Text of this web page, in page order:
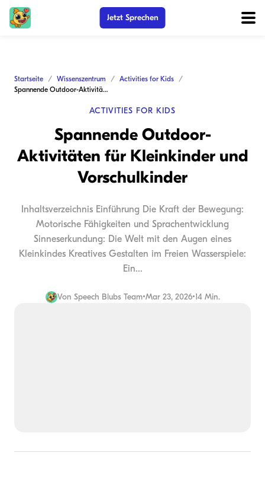
Jetzt Sprechen
Startseite Wissenszentrum
Activities for Kids
Spannende Outdoor-Aktivitäten für Kleinkinder und Vorschulkinder
ACTIVITIES FOR KIDS
Spannende Outdoor-
Aktivitäten für Kleinkinder und
Vorschulkinder
Inhaltsverzeichnis Einführung Die Kraft der Bewegung:
Motorische Fähigkeiten und Sprachentwicklung
Sinneserkundung: Die Welt mit den Augen eines
Kleinkindes Kreatives Gestalten im Freien Wasserspiele:
Ein...
Von Speech Blubs Team•Mar 23, 2026•14 Min.